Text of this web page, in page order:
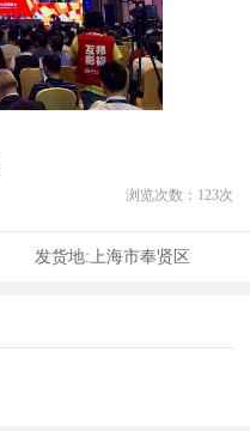
浏览次数： 123次
发货地:上海市奉贤区